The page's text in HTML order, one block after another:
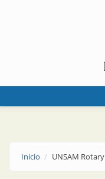
Inicio UNSAM Rotary